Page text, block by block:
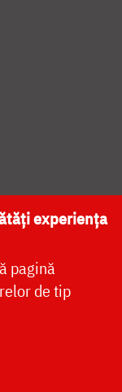
NAȚIONALĂ
MEDIA
experiența
pagină
de tip